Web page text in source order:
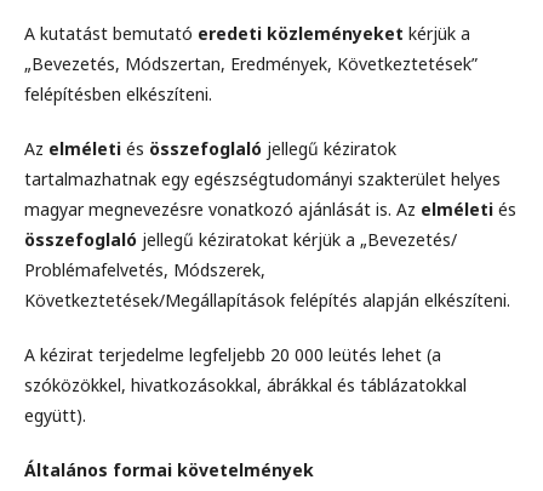
A kutatást bemutató eredeti közleményeket kérjük a
„Bevezetés, Módszertan, Eredmények, Következtetések”
felépítésben elkészíteni.
Az elméleti és összefoglaló jellegű kéziratok
tartalmazhatnak egy egészségtudományi szakterület helyes
magyar megnevezésre vonatkozó ajánlását is. Az elméleti és
összefoglaló jellegű kéziratokat kérjük a „Bevezetés/
Problémafelvetés, Módszerek,
Következtetések/Megállapítások felépítés alapján elkészíteni.
A kézirat terjedelme legfeljebb 20 000 leütés lehet (a
szóközökkel, hivatkozásokkal, ábrákkal és táblázatokkal
együtt).
Általános formai követelmények